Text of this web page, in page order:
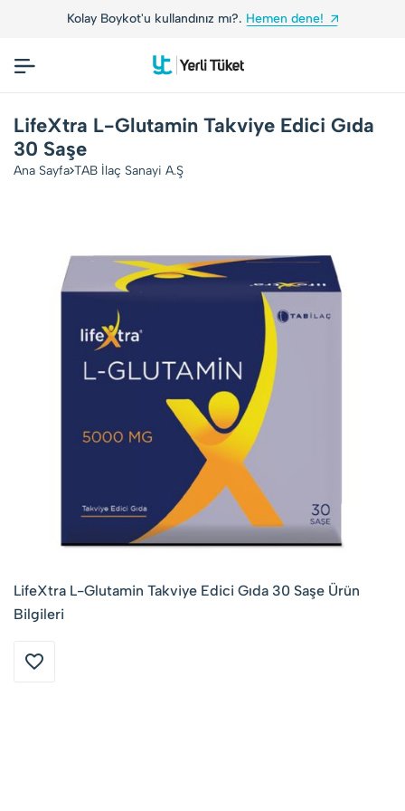
Kolay Boykot'u kullandınız mı?. Hemen dene!
LifeXtra L-Glutamin Takviye Edici Gıda
30 Saşe
Ana Sayfa TAB İlaç Sanayi A.Ş
LifeXtra L-Glutamin Takviye Edici Gıda 30 Saşe Ürün
Bilgileri